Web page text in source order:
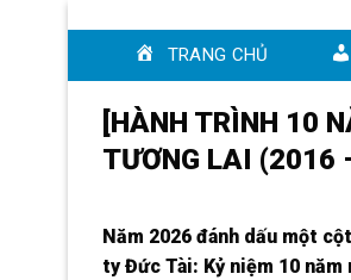
TRANG CHỦ
[HÀNH TRÌNH 10
TƯƠNG LAI (2016
Năm 2026 đánh dấu một
ty Đức Tài: Kỷ niệm 10